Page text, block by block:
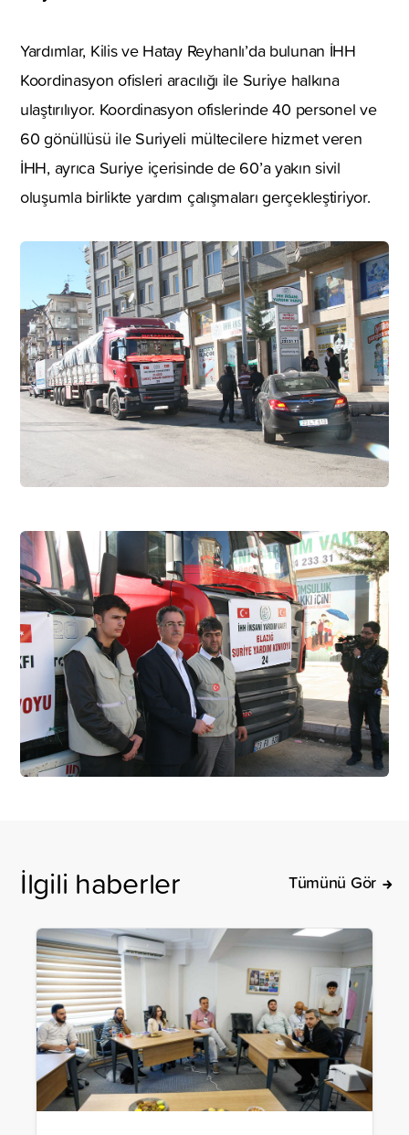
Yardımlar, Kilis ve Hatay Reyhanlı’da bulunan İHH
Koordinasyon ofisleri aracılığı ile Suriye halkına
ulaştırılıyor. Koordinasyon ofislerinde 40 personel ve
60 gönüllüsü ile Suriyeli mültecilere hizmet veren
İHH, ayrıca Suriye içerisinde de 60’a yakın sivil
oluşumla birlikte yardım çalışmaları gerçekleştiriyor.
İlgili haberler Tümünü Gör